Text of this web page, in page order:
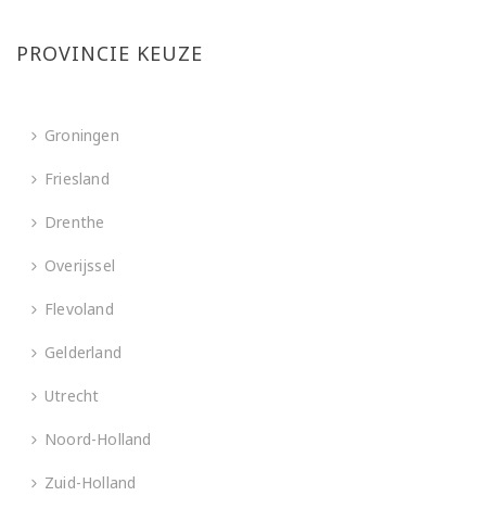
PROVINCIE KEUZE
Groningen
Friesland
Drenthe
Overijssel
Flevoland
Gelderland
Utrecht
Noord-Holland
Zuid-Holland